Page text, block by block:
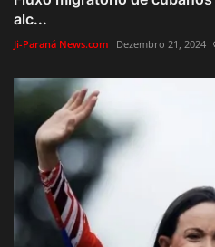
alc...
Ji-Paraná News.com Dezembro 21, 2024